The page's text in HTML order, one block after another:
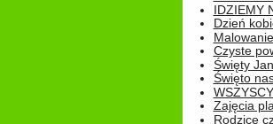
IDZIEMY
Dzień
Czyste
Święty
Święto
Zajęcia
Rodzice